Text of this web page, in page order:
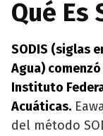
Qué Es
SODIS (siglas
Agua)
Instituto
Acuáticas.
del método